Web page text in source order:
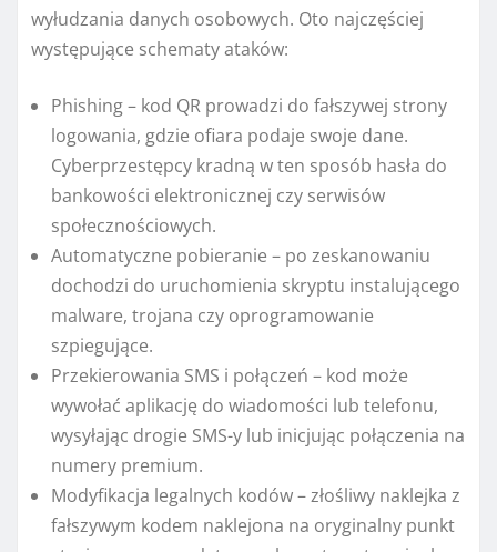
wyłudzania danych osobowych. Oto najczęściej
występujące schematy ataków:
Phishing – kod QR prowadzi do fałszywej strony
logowania, gdzie ofiara podaje swoje dane.
Cyberprzestępcy kradną w ten sposób hasła do
bankowości elektronicznej czy serwisów
społecznościowych.
Automatyczne pobieranie – po zeskanowaniu
dochodzi do uruchomienia skryptu instalującego
malware, trojana czy oprogramowanie
szpiegujące.
Przekierowania SMS i połączeń – kod może
wywołać aplikację do wiadomości lub telefonu,
wysyłając drogie SMS-y lub inicjując połączenia na
numery premium.
Modyfikacja legalnych kodów – złośliwy naklejka z
fałszywym kodem naklejona na oryginalny punkt